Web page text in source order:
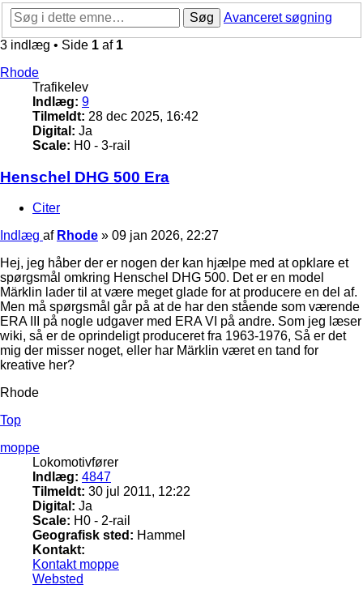
Søg
Avanceret søgning
3 indlæg • Side 1 af 1
Rhode
Trafikelev
Indlæg: 9
Tilmeldt: 28 dec 2025, 16:42
Digital: Ja
Scale: H0 - 3-rail
Henschel DHG 500 Era
Citer
Indlæg af Rhode » 09 jan 2026, 22:27
Hej, jeg håber der er nogen der kan hjælpe med at opklare et
spørgsmål omkring Henschel DHG 500. Det er en model
Märklin lader til at være meget glade for at producere en del af.
Men må spørgsmål går på at de har den stående som værende
ERA III på nogle udgaver med ERA VI på andre. Som jeg læser
wiki, så er de oprindeligt produceret fra 1963-1976, Så er det
mig der misser noget, eller har Märklin været en tand for
kreative her?
Rhode
Top
moppe
Lokomotivfører
Indlæg: 4847
Tilmeldt: 30 jul 2011, 12:22
Digital: Ja
Scale: H0 - 2-rail
Geografisk sted: Hammel
Kontakt:
Kontakt moppe
Websted